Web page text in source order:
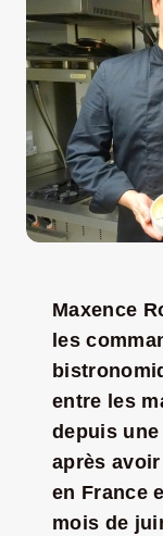
LA ROUTE DES
NOUS
Rechercher:
Nouveau
Jeu concours –
Maxence
les
entre les
depuis une
après
en France
mois de